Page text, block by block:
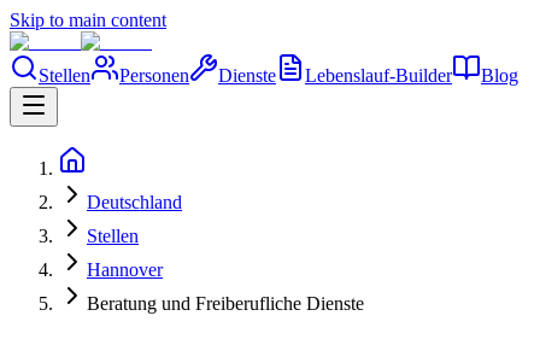
Skip to main content
Stellen Personen Dienste Lebenslauf-Builder Blog
Deutschland
Stellen
Hannover
Beratung und Freiberufliche Dienste